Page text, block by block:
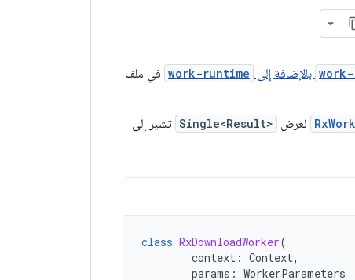
بالإضافة إلى work-runtime في ملف
لعرض Single<Result> تشير إلى
class RxDownloadWorker(
context : Context,
params : WorkerParameters